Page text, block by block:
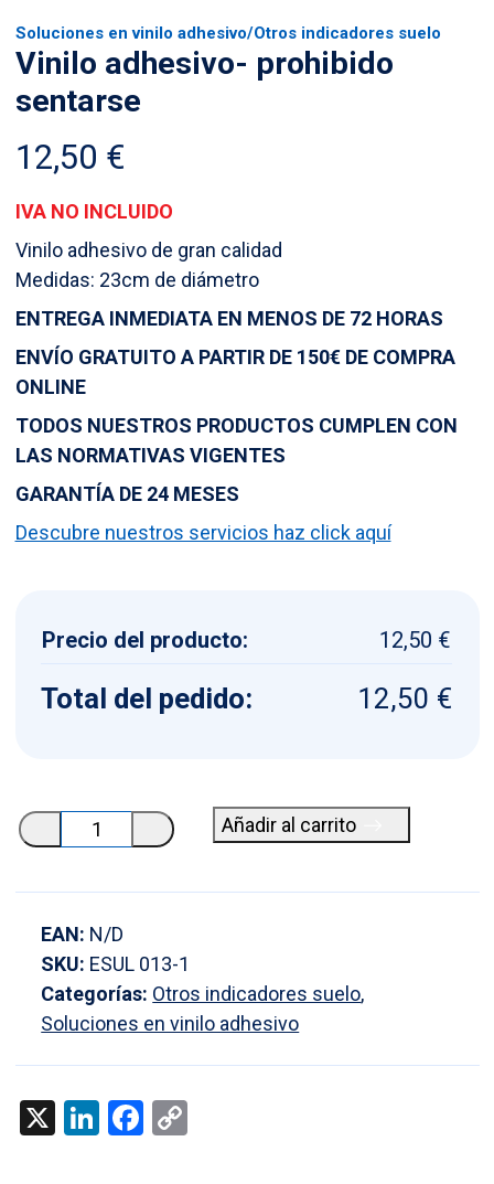
Soluciones en vinilo adhesivo/Otros indicadores suelo
Vinilo adhesivo- prohibido
sentarse
12,50 €
IVA NO INCLUIDO
Vinilo adhesivo de gran calidad
Medidas: 23cm de diámetro
ENTREGA INMEDIATA EN MENOS DE 72 HORAS
ENVÍO GRATUITO A PARTIR DE 150€ DE COMPRA
ONLINE
TODOS NUESTROS PRODUCTOS CUMPLEN CON
LAS NORMATIVAS VIGENTES
GARANTÍA DE 24 MESES
Descubre nuestros servicios haz click aquí
Precio del producto: 12,50 €
Total del pedido: 12,50 €
Vinilo
adhesivo-
cantidad
Añadir al carrito
EAN: N/D
SKU: ESUL 013-1
Categorías: Otros indicadores suelo,
Soluciones en vinilo adhesivo
X LinkedInFacebook